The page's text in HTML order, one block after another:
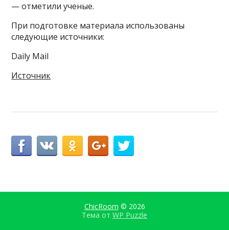
— отметили ученые.
При подготовке материала использованы
следующие источники:
Daily Mail
Источник
ChicRoom © 2026
Тема от WP Puzzle